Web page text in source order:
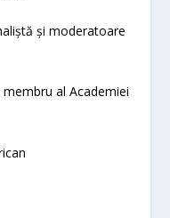
și moderatoare
al Academiei